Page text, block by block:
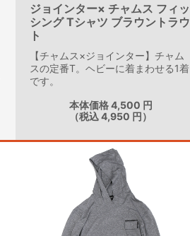
ジョインター× チャムス フィッ
シング Tシャツ ブラウントラウ
ト
【チャムス×ジョインター】チャム
スの定番T。ヘビーに着まわせる1着
です。
本体価格 4,500 円
（税込 4,950 円）